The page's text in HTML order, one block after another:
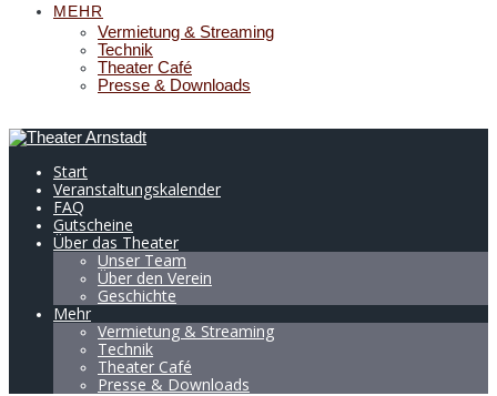
MEHR
Vermietung & Streaming
Technik
Theater Café
Presse & Downloads
Start
Veranstaltungskalender
FAQ
Gutscheine
Über das Theater
Unser Team
Über den Verein
Geschichte
Mehr
Vermietung & Streaming
Technik
Theater Café
Presse & Downloads